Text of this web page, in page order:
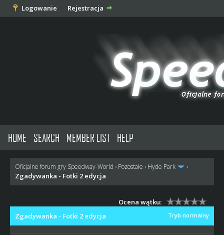
Logowanie Rejestracja
HOME SEARCH MEMBER LIST HELP
Oficjalne forum gry Speedway-World › Pozostałe › Hyde Park ›
Zgadywanka - Fotki 2 edycja
Ocena wątku:
Tryb normalny
Zgadywanka - Fotki 2 edycja